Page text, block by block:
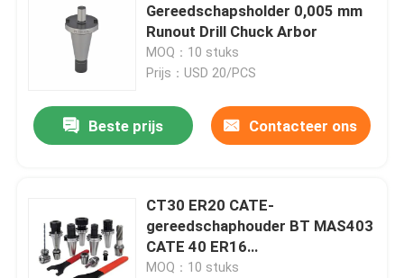
Gereedschapsholder 0,005 mm
Runout Drill Chuck Arbor
MOQ：10 stuks
Prijs：USD 20/PCS
Beste prijs Contacteer ons
CT30 ER20 CATE-
gereedschaphouder BT MAS403
CATE 40 ER16
Gereedschaphouder
MOQ：10 stuks